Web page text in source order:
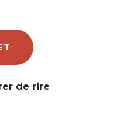
de rire